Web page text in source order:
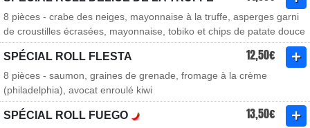
8 pièces - crabe des neiges, mayonnaise à la truffe, asperges garni
de croustilles écrasées, mayonnaise, tobiko et chips de patate douce
SPÉCIAL ROLL FLESTA 12,50€
8 pièces - saumon, graines de grenade, fromage à la crème
(philadelphia), avocat enroulé kiwi
SPÉCIAL ROLL FUEGO 13,50€